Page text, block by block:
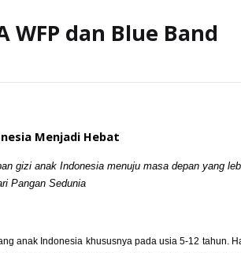
WFP dan Blue Band
Menjadi Hebat
gizi anak Indonesia menuju masa depan yang
Pangan Sedunia
anak Indonesia khususnya pada usia 5-12 tahun.